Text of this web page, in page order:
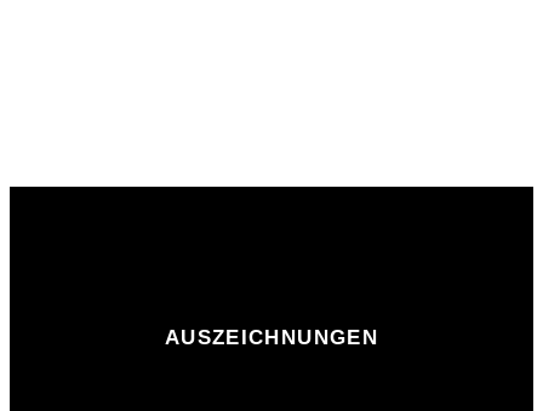
AUSZEICHNUNGEN